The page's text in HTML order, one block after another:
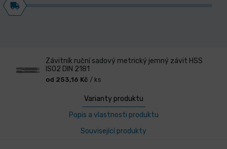
Závitník ruční sadový metrický jemný závit HSS
ISO2 DIN 2181
od 253,16 Kč / ks
Varianty produktu
Popis a vlastnosti produktu
Související produkty